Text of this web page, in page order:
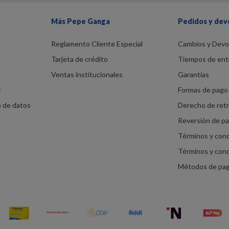
de datos
Más Pepe Ganga
Reglamento Cliente Especial
Tarjeta de crédito
Ventas institucionales
Pedidos y
Cambios y
Tiempos de
Garantías
Formas de
Derecho de
Reversión de
Términos y
Términos y
Métodos de